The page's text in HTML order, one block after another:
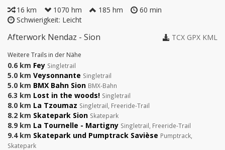
16 km 1070 hm 185 hm
60 min
Schwierigkeit: Leicht
Afterwork Nendaz - Sion TCX GPX KML
Weitere Trails in der Nähe
0.6 km Fey Singletrail
5.0 km Veysonnante Singletrail
5.0 km BMX Bahn Sion BMX-Bahn
6.3 km Lost in the woods! Singletrail
8.0 km La Tzoumaz Singletrail, Freeride-Trail
8.2 km Skatepark Sion Skatepark
8.9 km La Tournelle - Martigny Singletrail, Freeride-Trail
9.4 km Skatepark und Pumptrack Savièse Pumptrack,
Skatepark